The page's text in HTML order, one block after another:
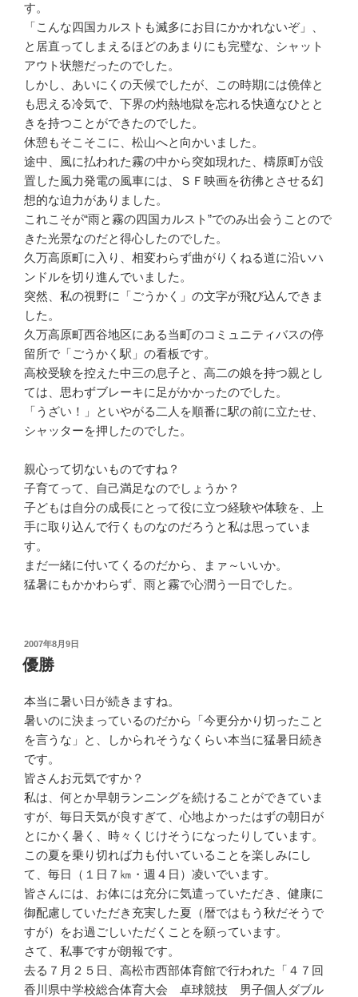
す。
「こんな四国カルストも滅多にお目にかかれないぞ」、
と居直ってしまえるほどのあまりにも完璧な、シャット
アウト状態だったのでした。
しかし、あいにくの天候でしたが、この時期には僥倖と
も思える冷気で、下界の灼熱地獄を忘れる快適なひとと
きを持つことができたのでした。
休憩もそこそこに、松山へと向かいました。
途中、風に払われた霧の中から突如現れた、檮原町が設
置した風力発電の風車には、ＳＦ映画を彷彿とさせる幻
想的な迫力がありました。
これこそが“雨と霧の四国カルスト”でのみ出会うことので
きた光景なのだと得心したのでした。
久万高原町に入り、相変わらず曲がりくねる道に沿いハ
ンドルを切り進んでいました。
突然、私の視野に「ごうかく」の文字が飛び込んできま
した。
久万高原町西谷地区にある当町のコミュニティバスの停
留所で「ごうかく駅」の看板です。
高校受験を控えた中三の息子と、高二の娘を持つ親とし
ては、思わずブレーキに足がかかったのでした。
「うざい！」といやがる二人を順番に駅の前に立たせ、
シャッターを押したのでした。
親心って切ないものですね？
子育てって、自己満足なのでしょうか？
子どもは自分の成長にとって役に立つ経験や体験を、上
手に取り込んで行くものなのだろうと私は思っていま
す。
まだ一緒に付いてくるのだから、まァ～いいか。
猛暑にもかかわらず、雨と霧で心潤う一日でした。
投
稿
日:
2007年8月9日
優勝
本当に暑い日が続きますね。
暑いのに決まっているのだから「今更分かり切ったこと
を言うな」と、しかられそうなくらい本当に猛暑日続き
です。
皆さんお元気ですか？
私は、何とか早朝ランニングを続けることができていま
すが、毎日天気が良すぎて、心地よかったはずの朝日が
とにかく暑く、時々くじけそうになったりしています。
この夏を乗り切れば力も付いていることを楽しみにし
て、毎日（１日７㎞・週４日）凌いでいます。
皆さんには、お体には充分に気遣っていただき、健康に
御配慮していただき充実した夏（暦ではもう秋だそうで
すが）をお過ごしいただくことを願っています。
さて、私事ですが朗報です。
去る７月２５日、高松市西部体育館で行われた「４７回
香川県中学校総合体育大会 卓球競技 男子個人ダブル